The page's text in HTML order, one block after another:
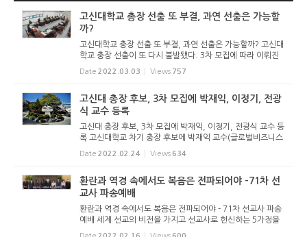
고신대학교 총장 선출 또 부결, 과연 선출은 가능할
까?
고신대학교 총장 선출 또 부결, 과연 선출은 가능할까? 고신대
학교 총장 선출이 또 다시 불발됐다. 3차 모집에 따라 이뤄진
선출이었는데, 또 다시 4차를 기대해야 하는 것이다. 학교법인
고려학원 이사회(이사장 김종철 목사)는 2022년 3월 3일(목)
Date 2022.03.03 Views 757
고신대 총장 후보, 3차 모집에 박재익, 이정기, 전광
식 교수 등록
고신대 총장 후보, 3차 모집에 박재익, 이정기, 전광식 교수 등
록 고신대학교 차기 총장 후보에 박재익 교수(글로벌비즈니스
학부 영어전공), 전광식 교수(신학과)와 백석대학교 이정기 교
수(사범학부)가 최종 등록했다. 박재익 교수와 전광식 교수는
Date 2022.02.24 Views 634
환란과 역경 속에서도 복음은 전파되어야 -71차 선
교사 파송예배
환란과 역경 속에서도 복음은 전파되어야 - 71차 선교사 파송
예배 세계 선교의 비전을 가지고 선교사로 헌신하는 5가정을
파송하는 예배가 2022년 2월 16일(수) 오전 11시 고신총회